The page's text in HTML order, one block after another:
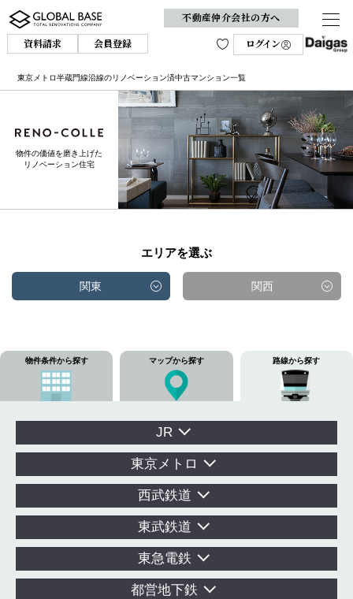
不動産仲介会社の方へ
資料請求
会員登録 ログイン
東京メトロ半蔵門線沿線のリノベーション済中古マンション一覧
物件の価値を磨き上げた
リノベーション住宅
エリアを選ぶ
関東 関西
物件条件から探す マップから探す 路線から探す
JR
東京メトロ
西武鉄道
東武鉄道
東急電鉄
都営地下鉄